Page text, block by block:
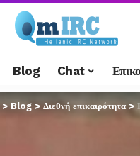
Blog Chat
> Blog > Διεθνή επικαιρότητα >